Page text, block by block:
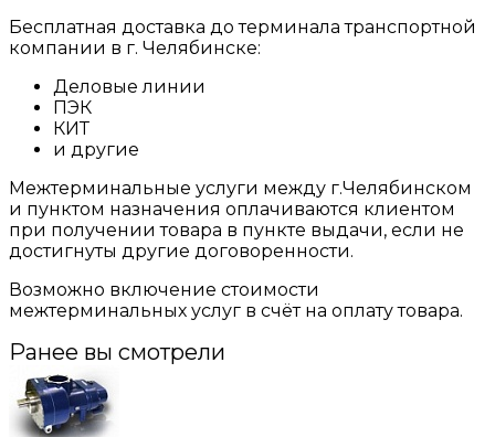
Бесплатная доставка до терминала транспортной
компании в г. Челябинске:
Деловые линии
ПЭК
КИТ
и другие
Межтерминальные услуги между г.Челябинском
и пунктом назначения оплачиваются клиентом
при получении товара в пункте выдачи, если не
достигнуты другие договоренности.
Возможно включение стоимости
межтерминальных услуг в счёт на оплату товара.
Ранее вы смотрели